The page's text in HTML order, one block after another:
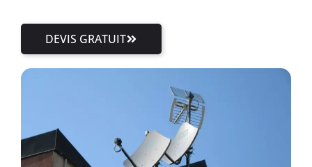
DEVIS GRATUIT